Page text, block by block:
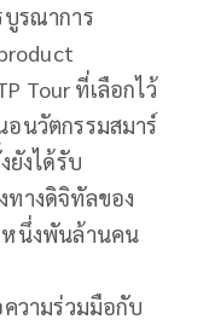
บูรณาการ
Tour ที่เลือกไว้
อนวัตกรรมสมาร์
ยังได้รับ
ทางดิจิทัลของ
หนึ่งพันล้านคน
ความร่วมมือกับ